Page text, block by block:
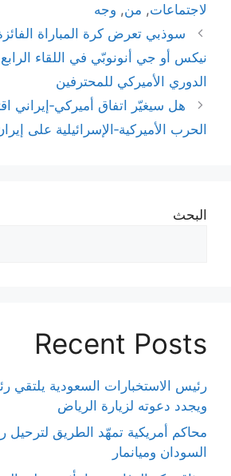
لاجتماعات, من, وجه
سوذبي تعرض كرة المباراة
نيكس أو جي أنونوبّي في اللقاء
الدوري الأميركي للمحترفين
هل سيغيّر اتفاق أميركي‑إيراني
الحرب الأميركية‑الإسرائيلية على
البحث
Recent Posts
رئيس الاستخبارات السعودية يلتقي
ويجدد دعوته لزيارة الرياض
محاكم أمريكية تمهّد الطريق لترحيل
السودان وميانمار